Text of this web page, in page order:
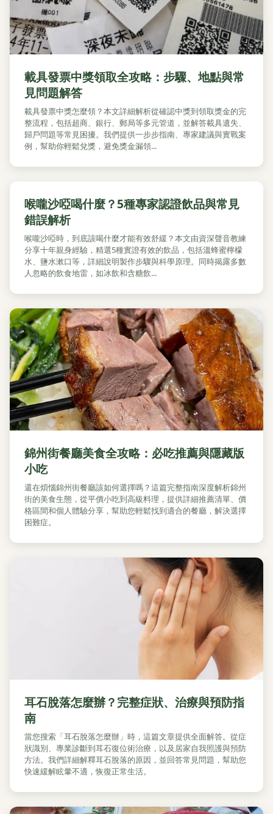
載具發票中獎領取全攻略：步驟、地點與常
見問題解答
載具發票中獎怎麼領？本文詳細解析從確認中獎到領取獎金的完
整流程，包括超商、銀行、郵局等多元管道，並解答載具遺失、
歸戶問題等常見困擾。我們提供一步步指南、專家建議與實戰案
例，幫助你輕鬆兌獎，避免獎金漏領...
喉嚨沙啞喝什麼？5種專家認證飲品與常見
錯誤解析
喉嚨沙啞時，到底該喝什麼才能有效舒緩？本文由資深聲音教練
分享十年親身經驗，精選5種實證有效的飲品，包括溫蜂蜜檸檬
水、鹽水漱口等，詳細說明製作步驟與科學原理。同時揭露多數
人忽略的飲食地雷，如冰飲和含糖飲...
錦州街餐廳美食全攻略：必吃推薦與隱藏版
小吃
還在煩惱錦州街餐廳該如何選擇嗎？這篇完整指南深度解析錦州
街的美食生態，從平價小吃到高級料理，提供詳細推薦清單、價
格區間和個人體驗分享，幫助您輕鬆找到適合的餐廳，解決選擇
困難症。
耳石脫落怎麼辦？完整症狀、治療與預防指
南
當您搜索「耳石脫落怎麼辦」時，這篇文章提供全面解答。從症
狀識別、專業診斷到耳石復位術治療，以及居家自我照護與預防
方法。我們詳細解釋耳石脫落的原因，並回答常見問題，幫助您
快速緩解眩暈不適，恢復正常生活。